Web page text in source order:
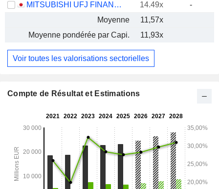
MITSUBISHI UFJ FINANCIAL GROUP, INC.
14.49x
-
Moyenne
11,57x
Moyenne pondérée par Capi.
11,93x
Voir toutes les valorisations sectorielles
Compte de Résultat et Estimations